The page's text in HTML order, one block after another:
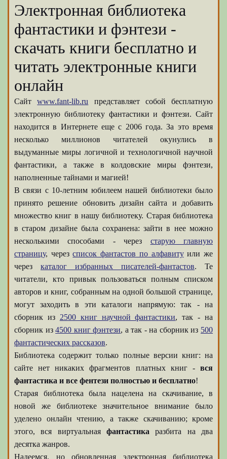
Электронная библиотека
фантастики и фэнтези -
скачать книги бесплатно и
читать электронные книги
онлайн
Сайтwww.fant-lib.ru представляет собой бесплатную
электронную библиотеку фантастики и фэнтези. Сайт
находится в Интернете еще с 2006 года. За это время
несколько миллионов читателей окунулись в
выдуманные миры логичной и технологичной научной
фантастики, а также в колдовские миры фэнтези,
наполненные тайнами и магией!
В связи с 10-летним юбилеем нашей библиотеки было
принято решение обновить дизайн сайта и добавить
множество книг в нашу библиотеку. Старая библиотека
в старом дизайне была сохранена: зайти в нее можно
несколькими способами - через старую главную
страницу, черезсписок фантастов по алфавитуили же
через каталог избранных писателей-фантастов. Те
читатели, кто привык пользоваться полным списком
авторов и книг, собранным на одной большой странице,
могут заходить в эти каталоги напрямую: так - на
сборник из 2500 книг научной фантастики, так - на
сборник из4500 книг фэнтези, а так - на сборник из 500
фантастических рассказов.
Библиотека содержит только полные версии книг: на
сайте нет никаких фрагментов платных книг - вся
фантастика и все фентези полностью и бесплатно!
Старая библиотека была нацелена на скачивание, в
новой же библиотеке значительное внимание было
уделено онлайн чтению, а также скачиванию; кроме
этого, вся виртуальная фантастика разбита на два
десятка жанров.
Надеемся, но обновленная электронная библиотека